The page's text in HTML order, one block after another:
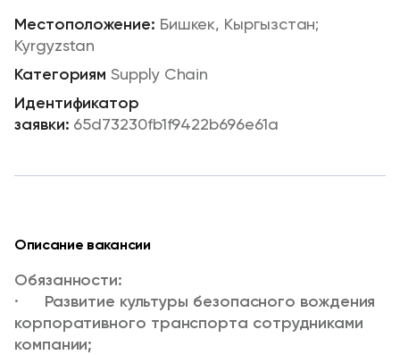
Бишкек, Кыргызстан;
Kyrgyzstan
Supply Chain
65d73230fb1f9422b696e61a
Описание вакансии
Обязанности:
· Развитие культуры безопасного вождения
корпоративного транспорта сотрудниками
компании;